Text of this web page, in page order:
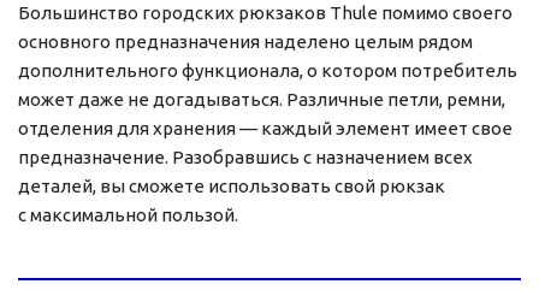
Большинство городских рюкзаков Thule помимо своего
основного предназначения наделено целым рядом
дополнительного функционала, о котором потребитель
может даже не догадываться. Различные петли, ремни,
отделения для хранения — каждый элемент имеет свое
предназначение. Разобравшись с назначением всех
деталей, вы сможете использовать свой рюкзак
с максимальной пользой.